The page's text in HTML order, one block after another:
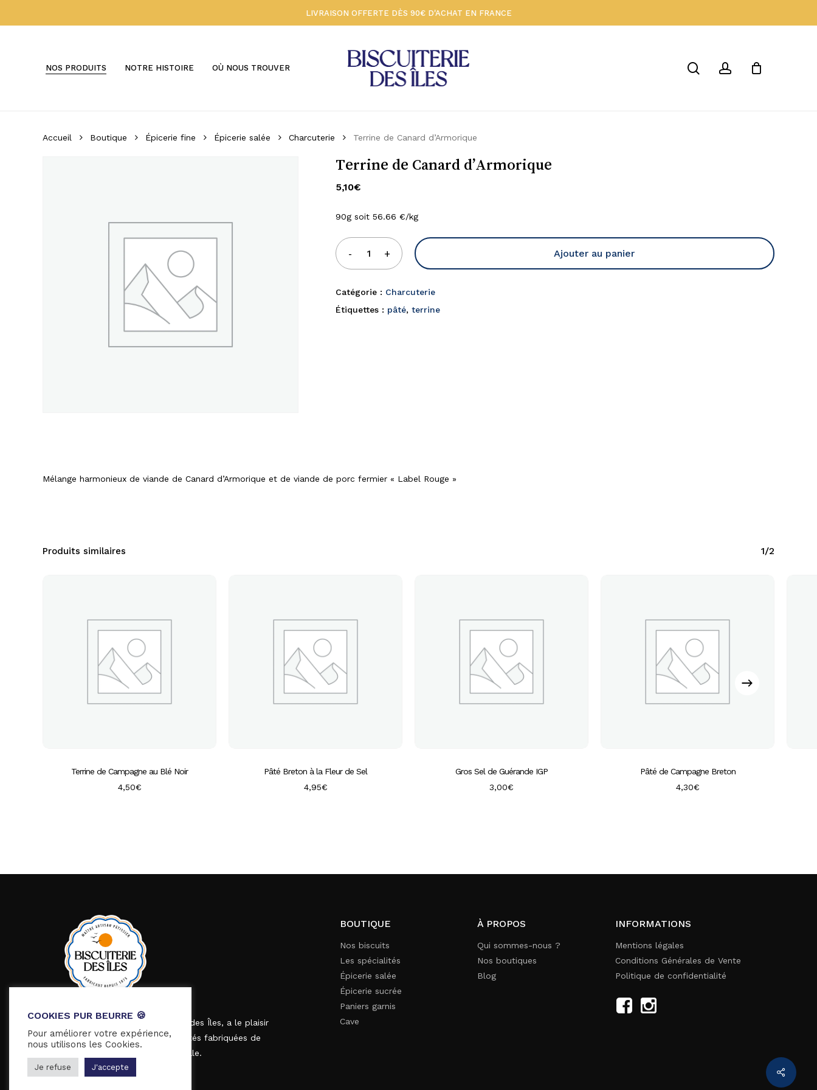
LIVRAISON OFFERTE DÈS 90€ D'ACHAT EN FRANCE
NOS PRODUITS NOTRE HISTOIRE OÙ NOUS TROUVER searchaccount
Votre panier 🍪 Close
Accueil Boutique Épicerie fine Épicerie salée Charcuterie Terrine de Canard d’Armorique
Terrine de Canard d’Armorique
5,10€
90g soit 56.66 €/kg
Ajouter au panier
Catégorie : Charcuterie
Étiquettes : pâté, terrine
Mélange harmonieux de viande de Canard d’Armorique et de viande de porc fermier « Label Rouge »
Produits similaires 1/2
Terrine de Campagne au Blé Noir
4,50€
Pâté Breton à la Fleur de Sel
4,95€
Gros Sel de Guérande IGP
3,00€
Pâté de Campagne Breton
4,30€
Fondée en 1875, la Biscuiterie des Îles, a le plaisir
de vous présenter ses spécialités fabriquées de
façon traditionnelle et artisanale.
BOUTIQUE
Nos biscuits
Les spécialités
Épicerie salée
Épicerie sucrée
Paniers garnis
Cave
À PROPOS
Qui sommes-nous ?
Nos boutiques
Blog
INFORMATIONS
Mentions légales
Conditions Générales de Vente
Politique de confidentialité
Share
COOKIES PUR BEURRE 🍪
Pour améliorer votre expérience,
nous utilisons les Cookies.
Je refuse J'accepte